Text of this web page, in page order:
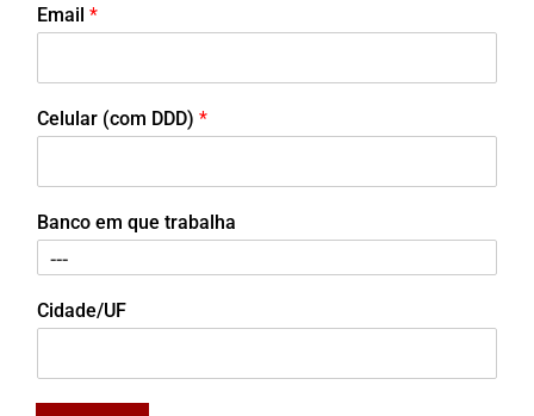
Email *
Celular (com DDD) *
Banco em que trabalha
Cidade/UF